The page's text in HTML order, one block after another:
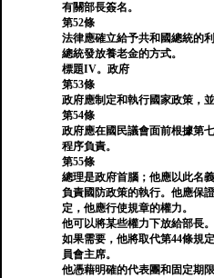
有關部長簽名。
第52條
法律應確立給予共和國總統的
總統發放養老金的方式。
標題IV。政府
第53條
政府應制定和執行國家政策，
第54條
政府應在國民議會面前根據第
程序負責。
第55條
總理是政府首腦；他應以此名
負責國防政策的執行。他應保
定，他應行使規章的權力。
他可以將某些權力下放給部長。
如果需要，他將取代第44條規
員會主席。
他憑藉明確的代表團和固定期